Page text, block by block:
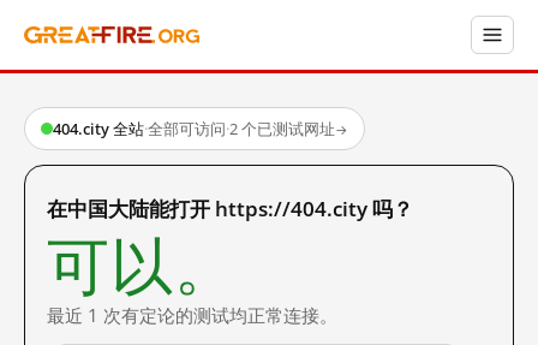
404.city 全站·全部可访问·2 个已测试网址→
在中国大陆能打开 https://404.city 吗？
可以。
最近 1 次有定论的测试均正常连接。